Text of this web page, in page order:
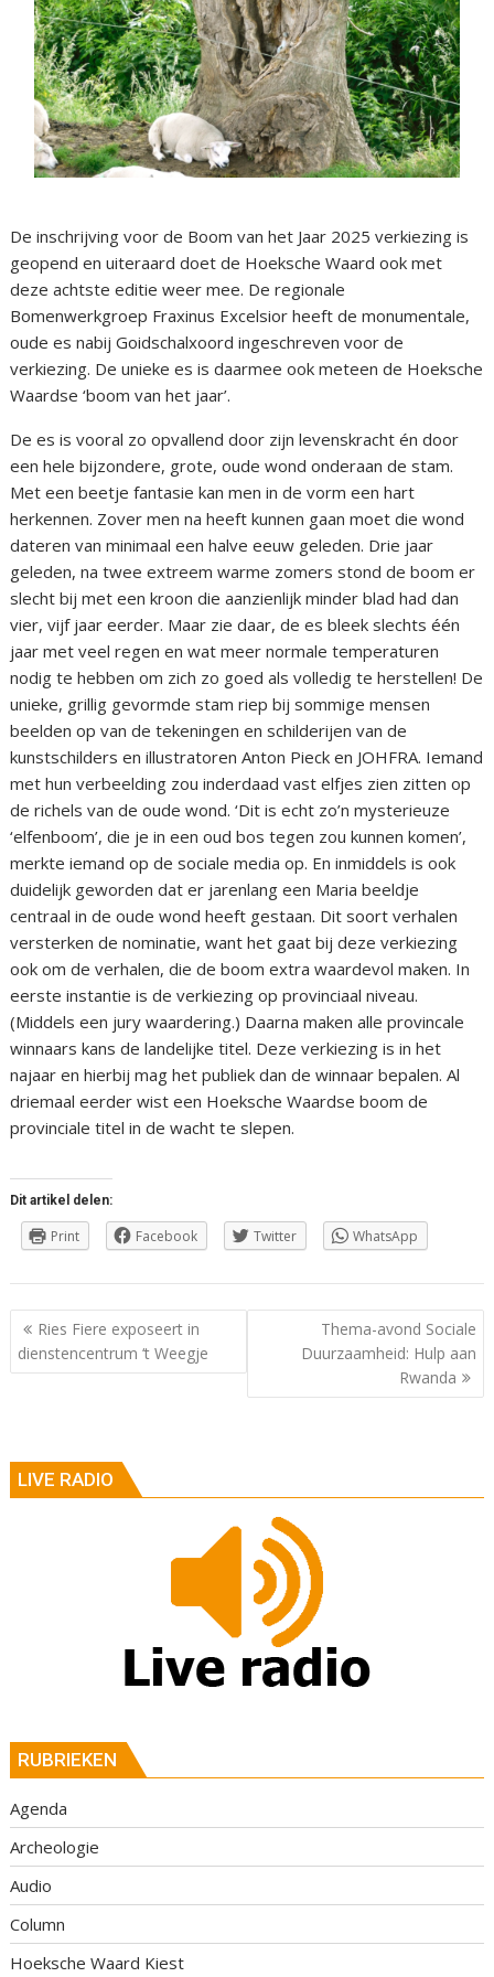
De inschrijving voor de Boom van het Jaar 2025 verkiezing is
geopend en uiteraard doet de Hoeksche Waard ook met
deze achtste editie weer mee. De regionale
Bomenwerkgroep Fraxinus Excelsior heeft de monumentale,
oude es nabij Goidschalxoord ingeschreven voor de
verkiezing. De unieke es is daarmee ook meteen de Hoeksche
Waardse ‘boom van het jaar’.
De es is vooral zo opvallend door zijn levenskracht én door
een hele bijzondere, grote, oude wond onderaan de stam.
Met een beetje fantasie kan men in de vorm een hart
herkennen. Zover men na heeft kunnen gaan moet die wond
dateren van minimaal een halve eeuw geleden. Drie jaar
geleden, na twee extreem warme zomers stond de boom er
slecht bij met een kroon die aanzienlijk minder blad had dan
vier, vijf jaar eerder. Maar zie daar, de es bleek slechts één
jaar met veel regen en wat meer normale temperaturen
nodig te hebben om zich zo goed als volledig te herstellen! De
unieke, grillig gevormde stam riep bij sommige mensen
beelden op van de tekeningen en schilderijen van de
kunstschilders en illustratoren Anton Pieck en JOHFRA. Iemand
met hun verbeelding zou inderdaad vast elfjes zien zitten op
de richels van de oude wond. ‘Dit is echt zo’n mysterieuze
‘elfenboom’, die je in een oud bos tegen zou kunnen komen’,
merkte iemand op de sociale media op. En inmiddels is ook
duidelijk geworden dat er jarenlang een Maria beeldje
centraal in de oude wond heeft gestaan. Dit soort verhalen
versterken de nominatie, want het gaat bij deze verkiezing
ook om de verhalen, die de boom extra waardevol maken. In
eerste instantie is de verkiezing op provinciaal niveau.
(Middels een jury waardering.) Daarna maken alle provincale
winnaars kans de landelijke titel. Deze verkiezing is in het
najaar en hierbij mag het publiek dan de winnaar bepalen. Al
driemaal eerder wist een Hoeksche Waardse boom de
provinciale titel in de wacht te slepen.
Dit artikel delen:
Print Facebook Twitter WhatsApp
Berichtnavigatie
Ries Fiere exposeert in
dienstencentrum ‘t Weegje
Thema-avond Sociale
Duurzaamheid: Hulp aan
Rwanda
LIVE RADIO
RUBRIEKEN
Agenda
Archeologie
Audio
Column
Hoeksche Waard Kiest